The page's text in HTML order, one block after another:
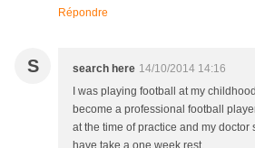
Répondre
S search here 14/10/2014 14:16
I was playing football at my
become a professional football
at the time of practice and my doctor